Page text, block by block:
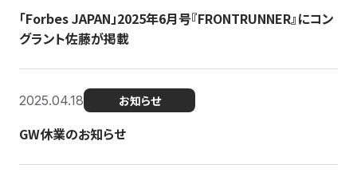
「Forbes JAPAN」2025年6月号『FRONTRUNNER』にコン
グラント佐藤が掲載
2025.04.18 お知らせ
GW休業のお知らせ